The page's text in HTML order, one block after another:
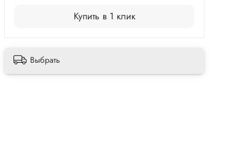
Купить в 1 клик
Выбрать